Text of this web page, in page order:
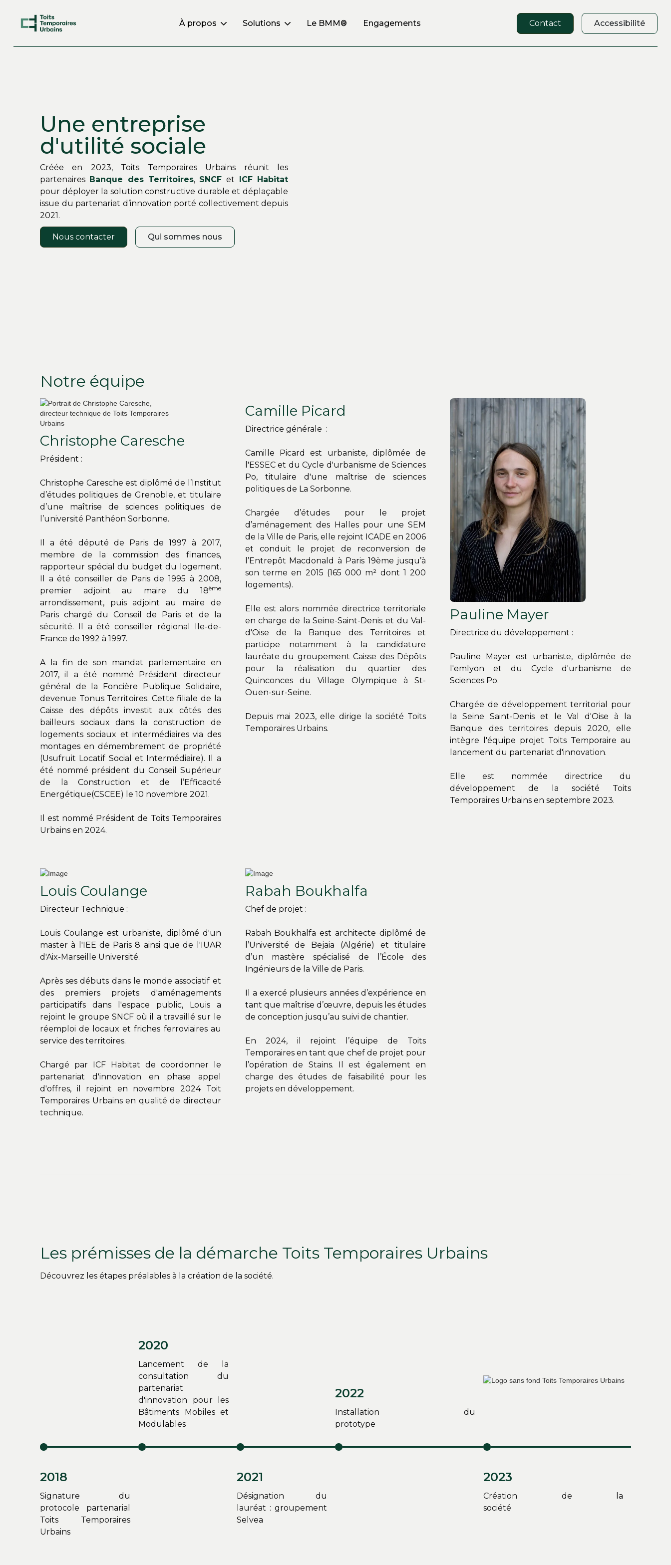
À propos Solutions Le BMM® Engagements Contact Accessibilité
Une entreprise
d'utilité sociale
Créée en 2023, Toits Temporaires Urbains réunit les
partenaires Banque des Territoires, SNCFet
ICF Habitat
pour déployer la solution constructive durable et déplaçable
issue du partenariat d’innovation porté collectivement depuis
2021.
Nous contacter Qui sommes nous
Notre équipe
Christophe Caresche
Président :
Christophe Caresche est diplômé de l’Institut
d’études politiques de Grenoble, et titulaire
d’une maîtrise de sciences politiques de
l’université Panthéon Sorbonne.
Il a été député de Paris de 1997 à 2017,
membre de la commission des finances,
rapporteur spécial du budget du logement.
Il a été conseiller de Paris de 1995 à 2008,
premier adjoint au maire du 18ème
arrondissement, puis adjoint au maire de
Paris chargé du Conseil de Paris et de la
sécurité. Il a été conseiller régional Ile-de-
France de 1992 à 1997.
A la fin de son mandat parlementaire en
2017, il a été nommé Président directeur
général de la Foncière Publique Solidaire,
devenue Tonus Territoires. Cette filiale de la
Caisse des dépôts investit aux côtés des
bailleurs sociaux dans la construction de
logements sociaux et intermédiaires via des
montages en démembrement de propriété
(Usufruit Locatif Social et Intermédiaire). Il a
été nommé président du Conseil Supérieur
de la Construction et de l’Efficacité
Energétique(CSCEE) le 10 novembre 2021.
Il est nommé Président de Toits Temporaires
Urbains en 2024.
Camille Picard
Directrice générale :
Camille Picard est urbaniste, diplômée de
l'ESSEC et du Cycle d'urbanisme de Sciences
Po, titulaire d'une maîtrise de sciences
politiques de La Sorbonne.
Chargée d’études pour le projet
d’aménagement des Halles pour une SEM
de la Ville de Paris, elle rejoint ICADE en 2006
et conduit le projet de reconversion de
l’Entrepôt Macdonald à Paris 19ème jusqu’à
son terme en 2015 (165 000 m² dont 1 200
logements).
Elle est alors nommée directrice territoriale
en charge de la Seine-Saint-Denis et du Val-
d'Oise de la Banque des Territoires et
participe notamment à la candidature
lauréate du groupement Caisse des Dépôts
pour la réalisation du quartier des
Quinconces du Village Olympique à St-
Ouen-sur-Seine.
Depuis mai 2023, elle dirige la société Toits
Temporaires Urbains.
Pauline Mayer
Directrice du développement :
Pauline Mayer est urbaniste, diplômée de
l'emlyon et du Cycle d'urbanisme de
Sciences Po.
Chargée de développement territorial pour
la Seine Saint-Denis et le Val d'Oise à la
Banque des territoires depuis 2020, elle
intègre l'équipe projet Toits Temporaire au
lancement du partenariat d'innovation.
Elle est nommée directrice du
développement de la société Toits
Temporaires Urbains en septembre 2023.
Louis Coulange
Directeur Technique :
Louis Coulange est urbaniste, diplômé d'un
master à l'IEE de Paris 8 ainsi que de l'IUAR
d'Aix-Marseille Université.
Après ses débuts dans le monde associatif et
des premiers projets d'aménagements
participatifs dans l'espace public, Louis a
rejoint le groupe SNCF où il a travaillé sur le
réemploi de locaux et friches ferroviaires au
service des territoires.
Chargé par ICF Habitat de coordonner le
partenariat d'innovation en phase appel
d'offres, il rejoint en novembre 2024 Toit
Temporaires Urbains en qualité de directeur
technique.
Rabah Boukhalfa
Chef de projet :
Rabah Boukhalfa est architecte diplômé de
l’Université de Bejaia (Algérie) et titulaire
d’un mastère spécialisé de l’École des
Ingénieurs de la Ville de Paris.
Il a exercé plusieurs années d’expérience en
tant que maîtrise d’œuvre, depuis les études
de conception jusqu’au suivi de chantier.
En 2024, il rejoint l’équipe de Toits
Temporaires en tant que chef de projet pour
l’opération de Stains. Il est également en
charge des études de faisabilité pour les
projets en développement.
Les prémisses de la démarche Toits Temporaires Urbains
Découvrez les étapes préalables à la création de la société.
2018
Signature du
protocole partenarial
Toits Temporaires
Urbains
2020
Lancement de la
consultation du
partenariat
d'innovation pour les
Bâtiments Mobiles et
Modulables
2021
Désignation du
lauréat : groupement
Selvea
2022
Installation du
prototype
2023
Création de la
société